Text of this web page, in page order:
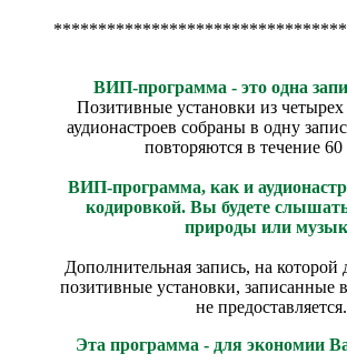
ВИП-программа - это одна
Позитивные установки из
аудионастроев собраны в одну
повторяются в течение
ВИП-программа, как и
кодировкой. Вы будете
природы или
Дополнительная запись, на которой
позитивные установки,
не предоставляется.
Эта программа - для экономии